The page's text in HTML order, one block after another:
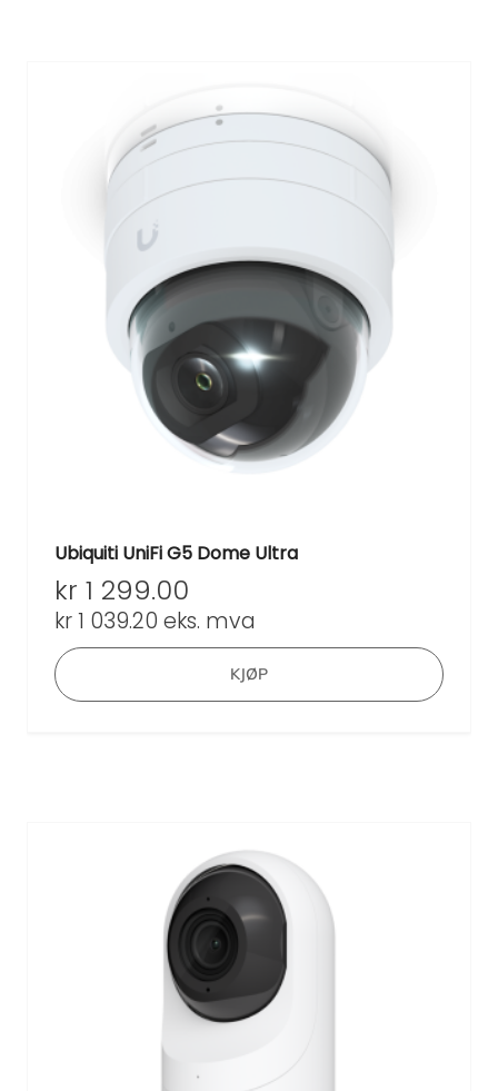
Ubiquiti UniFi G5 Dome Ultra
kr 1 299.00
kr1 039.20 eks. mva
KJØP